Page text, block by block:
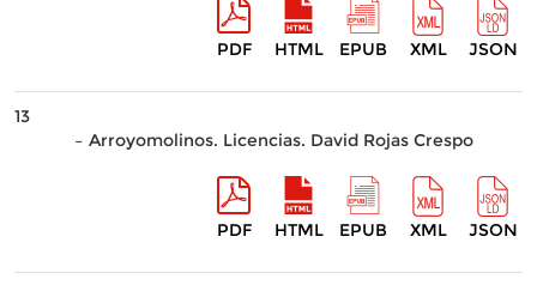
PDF HTML EPUB XML JSON
13
– Arroyomolinos. Licencias. David Rojas Crespo
PDF HTML EPUB XML JSON